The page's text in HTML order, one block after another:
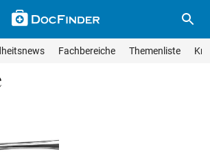
Fachbereiche ThemenlisteSuche